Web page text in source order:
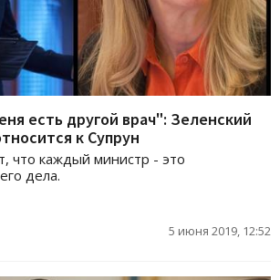
есть другой врач": Зеленский
к Супрун
что каждый министр - это
дела.
5 июня 2019, 12:52